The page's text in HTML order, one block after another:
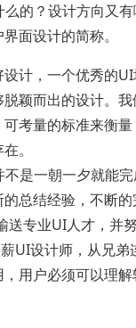
的？设计方向又
面设计的简称。
计，一个优秀的
颖而出的设计。
考量的标准来衡
。
是一朝一夕就能
总结经验，不断
送专业UI人才，并
UI设计师，从兄弟
用户必须可以理